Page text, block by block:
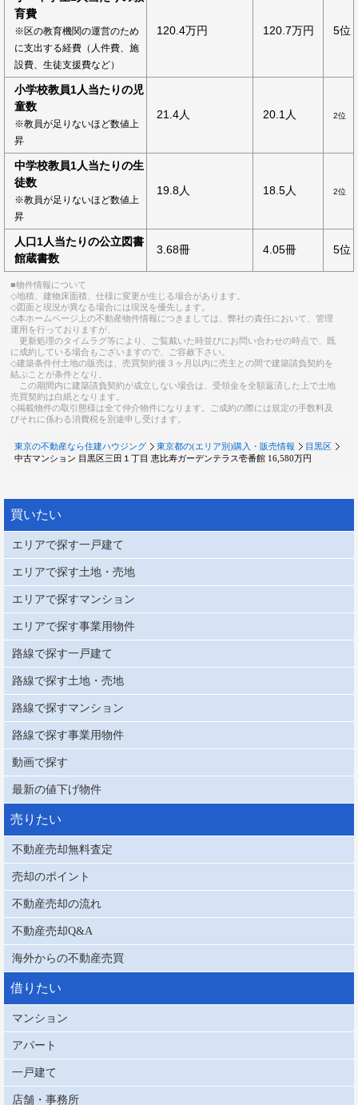
育費
※区の教育機関の運営のため
に支出する経費（人件費、施
設費、生徒支援費など）
120.4万円 120.7万円 5位
小学校教員1人当たりの児
童数
※教員が足りないほど数値上
昇
21.4人 20.1人 2位
中学校教員1人当たりの生
徒数
※教員が足りないほど数値上
昇
19.8人 18.5人 2位
人口1人当たりの公立図書
館蔵書数
3.68冊 4.05冊 5位
■物件情報について
◇地積、建物床面積、仕様に変更が生じる場合があります。
◇図面と現況が異なる場合には現況を優先します。
◇本ホームページ上の不動産物件情報につきましては、弊社の責任において、管理
運用を行っておりますが、
更新処理のタイムラグ等により、ご覧戴いた時並びにお問い合わせの時点で、既
に成約している場合もございますので、ご容赦下さい。
◇建築条件付土地の販売は、売買契約後３ヶ月以内に売主との間で建築請負契約を
結ぶことが条件となり、
この期間内に建築請負契約が成立しない場合は、受領金を全額返済した上で土地
売買契約は白紙となります。
◇掲載物件の取引態様は全て仲介物件になります。ご成約の際には規定の手数料及
びそれに係わる消費税を別途申し受けます。
東京の不動産なら住建ハウジング 東京都の(エリア別)購入・販売情報
目黒区
中古マンション 目黒区三田１丁目 恵比寿ガーデンテラス壱番館 16,580万円
買いたい
エリアで探す一戸建て
エリアで探す土地・売地
エリアで探すマンション
エリアで探す事業用物件
路線で探す一戸建て
路線で探す土地・売地
路線で探すマンション
路線で探す事業用物件
動画で探す
最新の値下げ物件
売りたい
不動産売却無料査定
売却のポイント
不動産売却の流れ
不動産売却Q&A
海外からの不動産売買
借りたい
マンション
アパート
一戸建て
店舗・事務所